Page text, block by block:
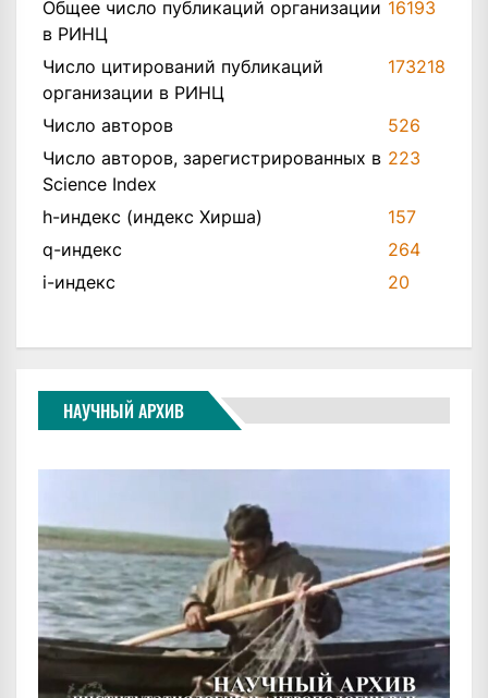
Общее число публикаций организации
в РИНЦ
16193
Число цитирований публикаций
организации в РИНЦ
173218
Число авторов
526
Число авторов, зарегистрированных в
Science Index
223
h-индекс (индекс Хирша)
157
q-индекс
264
i-индекс
20
НАУЧНЫЙ АРХИВ